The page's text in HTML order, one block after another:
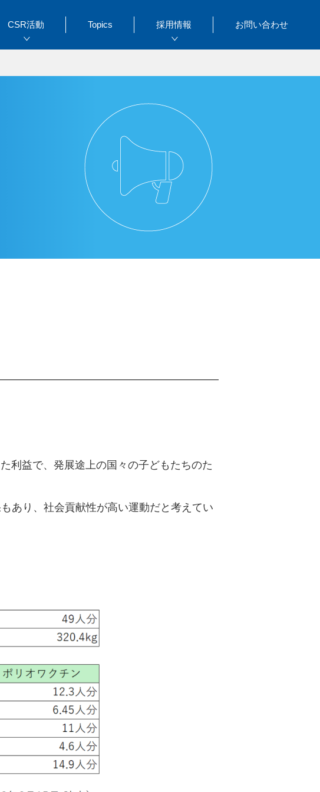
CSR活動 Topics 採用情報 お問い合わせ
利益で、発展途上の国々の子どもたちのた
あり、社会貢献性が高い運動だと考えてい